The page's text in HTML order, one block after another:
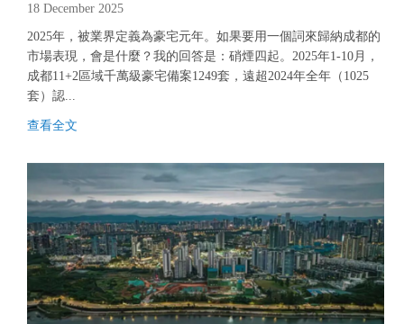
18 December 2025
2025年，被業界定義為豪宅元年。如果要用一個詞來歸納成都的
市場表現，會是什麼？我的回答是：硝煙四起。2025年1-10月，
成都11+2區域千萬級豪宅備案1249套，遠超2024年全年（1025
套）認...
查看全文